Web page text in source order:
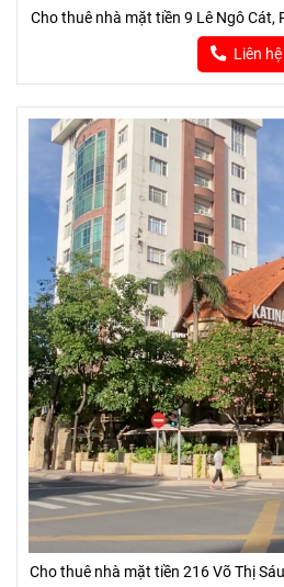
Cho thuê nhà mặt tiền 9 Lê Ngô Cát,
Liên hệ
Cho thuê nhà mặt tiền 216 Võ Thị